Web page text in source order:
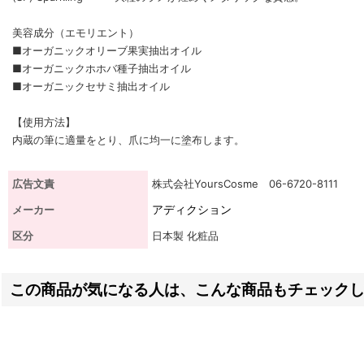
美容成分（エモリエント）
■オーガニックオリーブ果実抽出オイル
■オーガニックホホバ種子抽出オイル
■オーガニックセサミ抽出オイル
【使用方法】
内蔵の筆に適量をとり、爪に均一に塗布します。
広告文責
株式会社YoursCosme 06-6720-8111
メーカー
アディクション
区分 日本製 化粧品
この商品が気になる人は、こんな商品もチェック